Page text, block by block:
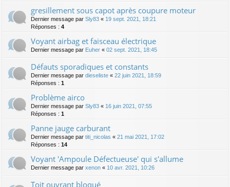
gresillement sous capot après coupure moteur
Dernier message par Sly83 « 19 sept. 2021, 18:21
Réponses : 4
Voyant airbag et faisceau électrique
Dernier message par Euher « 02 sept. 2021, 18:45
Défauts sporadiques et constants
Dernier message par dieseliste « 22 juin 2021, 18:59
Réponses : 1
Problème airco
Dernier message par Sly83 « 16 juin 2021, 07:55
Réponses : 1
Panne jauge carburant
Dernier message par titi_nicolas « 21 mai 2021, 17:02
Réponses : 14
Voyant 'Ampoule Défectueuse' qui s'allume
Dernier message par xenon « 10 avr. 2021, 10:26
Toit ouvrant bloqué